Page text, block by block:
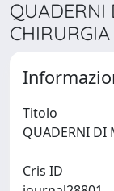
QUADERNI
Titolo
Cris ID